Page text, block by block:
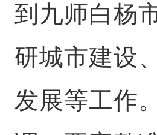
到九师白杨
研城市建设
发展等工作